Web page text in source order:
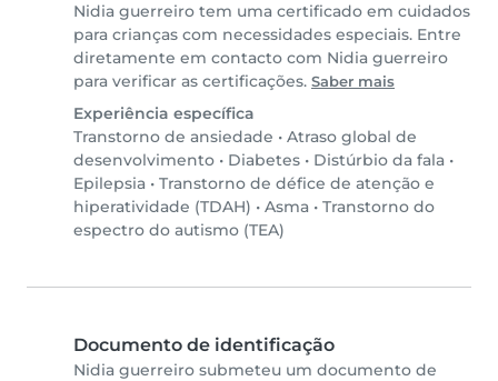
Nidia guerreiro tem uma certificado em cuidados
para crianças com necessidades especiais. Entre
diretamente em contacto com Nidia guerreiro
para verificar as certificações. Saber mais
Experiência específica
Transtorno de ansiedade • Atraso global de
desenvolvimento • Diabetes • Distúrbio da fala •
Epilepsia • Transtorno de défice de atenção e
hiperatividade (TDAH) • Asma • Transtorno do
espectro do autismo (TEA)
Documento de identificação
Nidia guerreiro submeteu um documento de